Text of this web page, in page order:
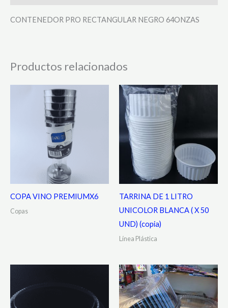
CONTENEDOR PRO RECTANGULAR NEGRO 64ONZAS
Productos relacionados
COPA VINO PREMIUMX6
Copas
TARRINA DE 1 LITRO
UNICOLOR BLANCA ( X 50
UND) (copia)
Línea Plástica